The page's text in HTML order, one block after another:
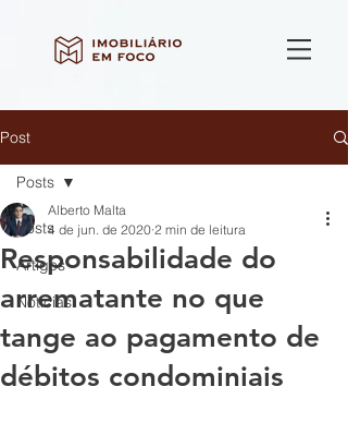
Post
Posts
Artigos
Notícias
Posts
Responsabilidade do
arrematante no que
tange ao pagamento de
débitos condominiais
Alberto Malta
4 de jun. de 2020 2 min de leitura